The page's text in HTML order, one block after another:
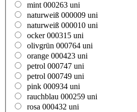
mint 000263 uni
naturweiß 000009 uni
naturweiß 000010 uni
ocker 000315 uni
olivgrün 000764 uni
orange 000423 uni
petrol 000747 uni
petrol 000749 uni
pink 000934 uni
rauchblau 000259 uni
rosa 000432 uni